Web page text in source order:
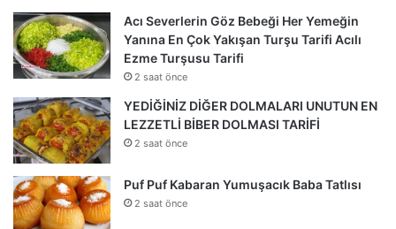
Acı Severlerin Göz Bebeği Her Yemeğin
Yanına En Çok Yakışan Turşu Tarifi Acılı
Ezme Turşusu Tarifi
2 saat önce
YEDİĞİNİZ DİĞER DOLMALARI UNUTUN EN
LEZZETLİ BİBER DOLMASI TARİFİ
2 saat önce
Puf Puf Kabaran Yumuşacık Baba Tatlısı
2 saat önce